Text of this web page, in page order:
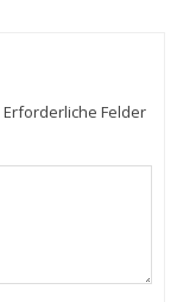
Erforderliche Felder